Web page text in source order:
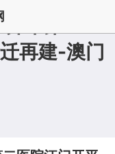
平第二医
再建-澳门
网入口官网入口首